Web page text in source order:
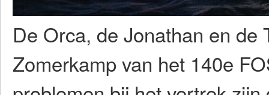
De Orca, de Jonathan en
Zomerkamp van het 140e